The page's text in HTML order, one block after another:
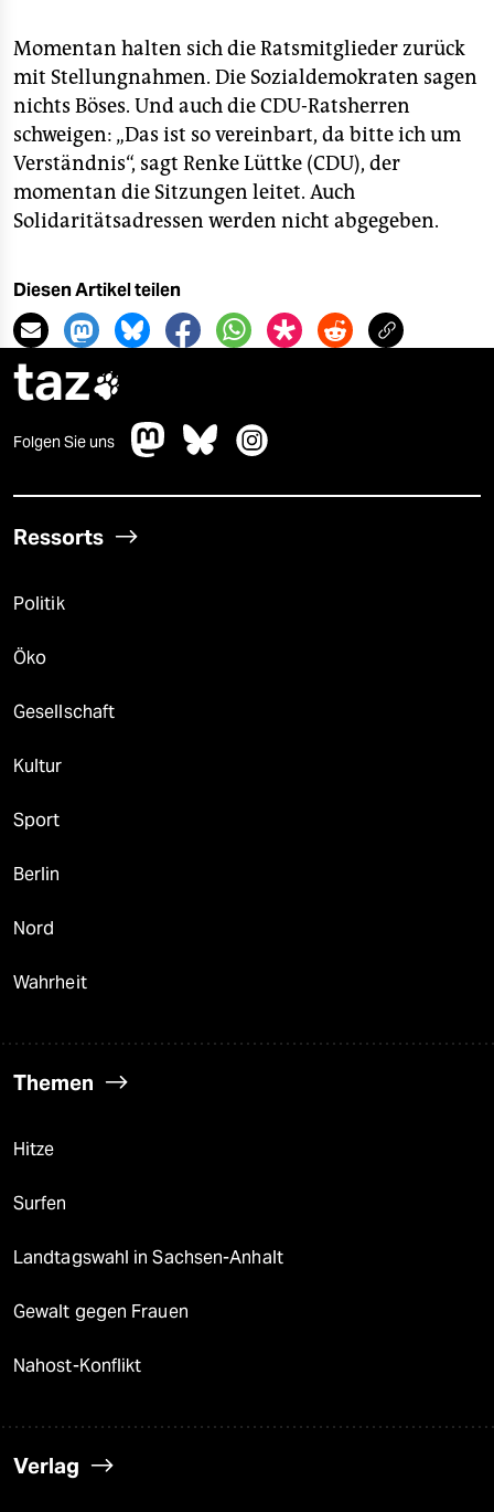
Momentan halten sich die Ratsmitglieder zurück
mit Stellungnahmen. Die Sozialdemokraten sagen
nichts Böses. Und auch die CDU-Ratsherren
schweigen: „Das ist so vereinbart, da bitte ich um
Verständnis“, sagt Renke Lüttke (CDU), der
momentan die Sitzungen leitet. Auch
Solidaritätsadressen werden nicht abgegeben.
Diesen Artikel teilen
taz
Folgen Sie uns
Ressorts
Politik
Öko
Gesellschaft
Kultur
Sport
Berlin
Nord
Wahrheit
Themen
Hitze
Surfen
Landtagswahl in Sachsen-Anhalt
Gewalt gegen Frauen
Nahost-Konflikt
Verlag